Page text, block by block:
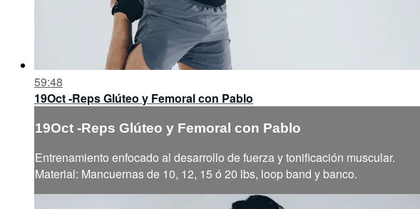
59:48
19Oct -Reps Glúteo y Femoral con Pablo
19Oct -Reps Glúteo y Femoral con Pablo
Entrenamiento enfocado al desarrollo de fuerza y tonificación muscular.
Material: Mancuernas de 10, 12, 15 ó 20 lbs, loop band y banco.